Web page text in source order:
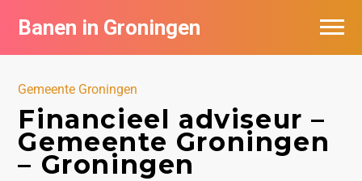
Banen in Groningen
Gemeente Groningen
Financieel adviseur –
Gemeente Groningen
– Groningen
Vacatures per bedrijf
De populairste vacatures in Groningen
Nieuwsbrief feed